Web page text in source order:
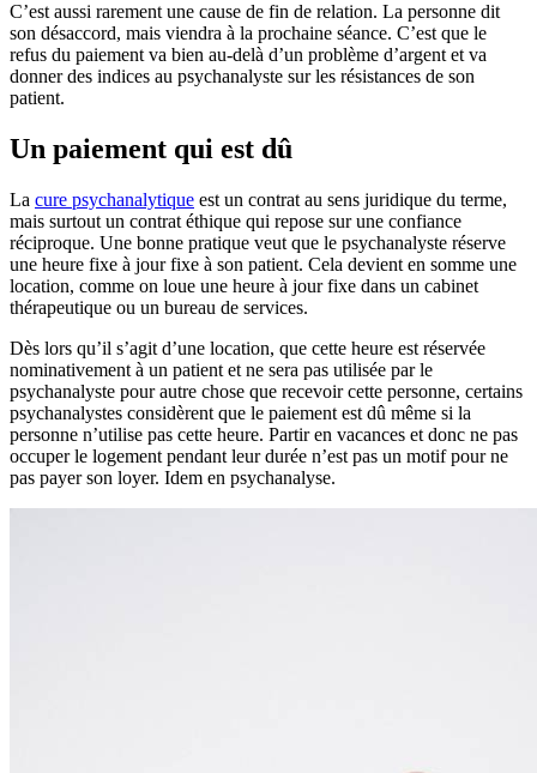
C’est aussi rarement une cause de fin de relation. La personne dit
son désaccord, mais viendra à la prochaine séance. C’est que le
refus du paiement va bien au-delà d’un problème d’argent et va
donner des indices au psychanalyste sur les résistances de son
patient.
Un paiement qui est dû
La cure psychanalytique est un contrat au sens juridique du terme,
mais surtout un contrat éthique qui repose sur une confiance
réciproque. Une bonne pratique veut que le psychanalyste réserve
une heure fixe à jour fixe à son patient. Cela devient en somme une
location, comme on loue une heure à jour fixe dans un cabinet
thérapeutique ou un bureau de services.
Dès lors qu’il s’agit d’une location, que cette heure est réservée
nominativement à un patient et ne sera pas utilisée par le
psychanalyste pour autre chose que recevoir cette personne, certains
psychanalystes considèrent que le paiement est dû même si la
personne n’utilise pas cette heure. Partir en vacances et donc ne pas
occuper le logement pendant leur durée n’est pas un motif pour ne
pas payer son loyer. Idem en psychanalyse.